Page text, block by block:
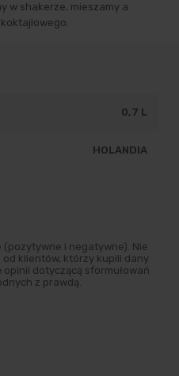
w shakerze, mieszamy a
0,7 L
HOLANDIA
i negatywne). Nie
klientów, którzy kupili dany
dotyczącą sformułowań
z prawdą.